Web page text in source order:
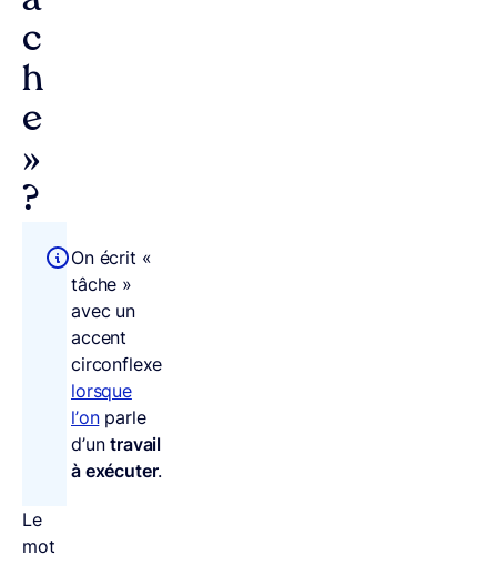
c
h
e
»
?
On écrit «
tâche »
avec un
accent
circonflexe
lorsque
l’onparle
d’untravail
à exécuter.
Le
mot